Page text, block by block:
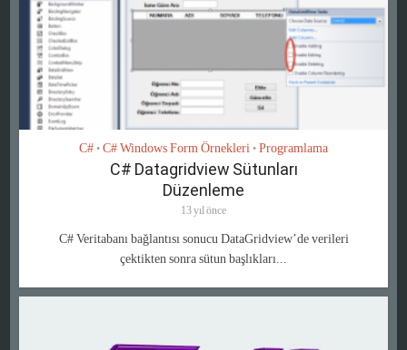
C# • C# Windows Form Örnekleri • Programlama
C# Datagridview Sütunları
Düzenleme
13 yıl önce
C# Veritabanı bağlantısı sonucu DataGridview’de verileri
çektikten sonra sütun başlıkları...